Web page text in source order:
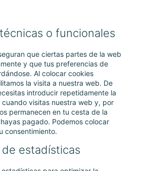
o funcionales
que ciertas partes de la web
y que tus preferencias de
Al colocar cookies
la visita a nuestra web. De
introducir repetidamente la
cuando visitas nuestra web y, por
permanecen en tu cesta de la
pagado. Podemos colocar
consentimiento.
estadísticas